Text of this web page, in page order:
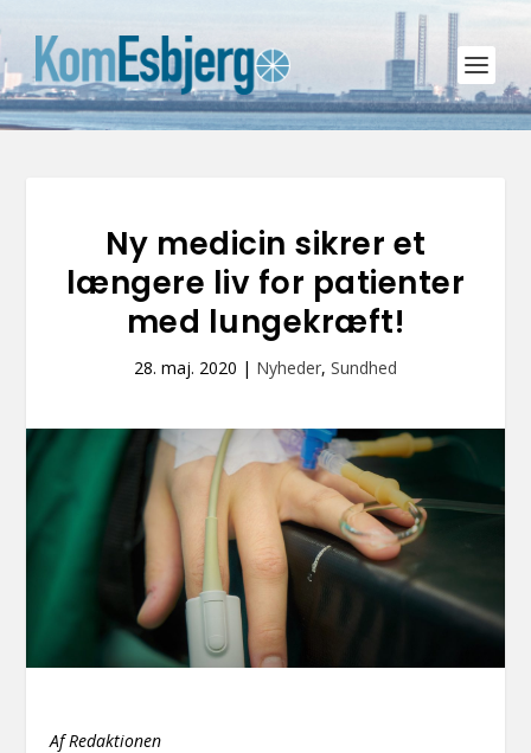
Ny medicin sikrer et
længere liv for patienter
med lungekræft!
28. maj. 2020 | Nyheder, Sundhed
Af Redaktionen